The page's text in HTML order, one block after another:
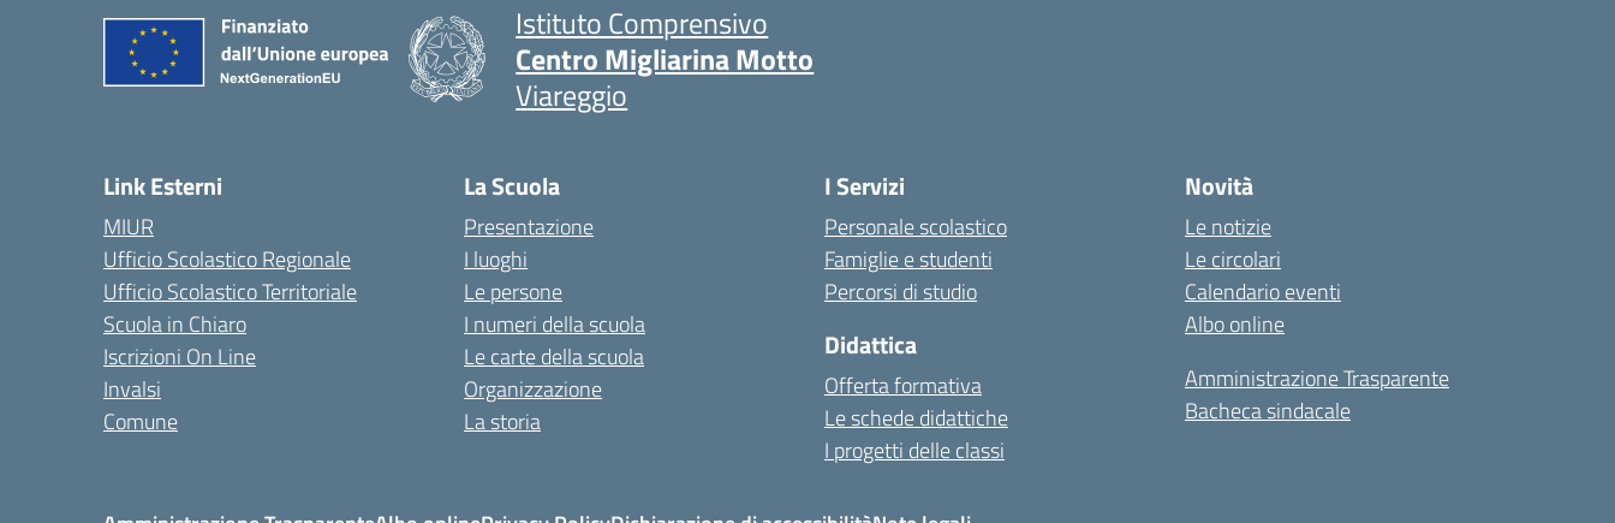
Istituto Comprensivo
Centro Migliarina Motto
Viareggio
Link Esterni
MIUR
Ufficio Scolastico Regionale
Ufficio Scolastico Territoriale
Scuola in Chiaro
Iscrizioni On Line
Invalsi
Comune
La Scuola
Presentazione
I luoghi
Le persone
I numeri della scuola
Le carte della scuola
Organizzazione
La storia
I Servizi
Personale scolastico
Famiglie e studenti
Percorsi di studio
Didattica
Offerta formativa
Le schede didattiche
I progetti delle classi
Novità
Le notizie
Le circolari
Calendario eventi
Albo online
Amministrazione Trasparente
Bacheca sindacale